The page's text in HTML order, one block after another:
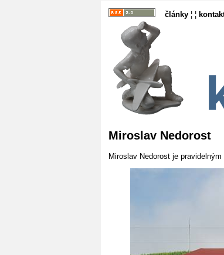
články ¦ ¦
Miroslav Nedorost
Miroslav Nedorost je